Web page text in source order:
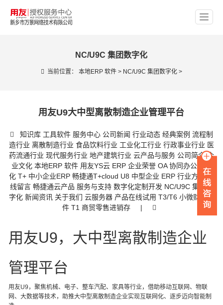
NC/U9C 集团数字化
当前位置： 本地ERP 软件> NC/U9C 集团数字化>
用友U9大中型离散制造企业管理平台
知识库 工具软件 服务中心 公司新闻 行业动态 经典案例 流程制
造行业 离散制造行业 食品饮料行业 工业化工行业 行政事业行业 医
药流通行业 现代服务行业 地产建筑行业 云产品与服务 公司简介 企
业文化 本地ERP 软件 用友YS云 ERP 企业荣誉 OA 协同办公数字
化 T+ 中小企业ERP 畅捷通T+cloud U8 中型企业 ERP 行业方案 在
线留言 畅捷通云产品 服务与支持 数字化定制开发 NC/U9C 集团数
字化 新闻资讯 关于我们 云服务器 产品在线试用 T3/T6 小微财务软
件 T1 商贸零售进销存 |
用友U9，大中型离散制造企业
管理平台
用友U9，聚焦机械、电子、整车汽配、家具等行业，借助移动互联网、物联
网、大数据等技术，助推大中型离散制造企业实现互联网化、逐步迈向智能制